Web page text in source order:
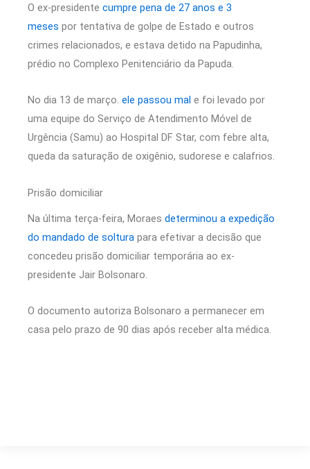
O ex-presidente cumpre pena de 27 anos e 3
meses por tentativa de golpe de Estado e outros
crimes relacionados, e estava detido na Papudinha,
prédio no Complexo Penitenciário da Papuda.
No dia 13 de março. ele passou mal e foi levado por
uma equipe do Serviço de Atendimento Móvel de
Urgência (Samu) ao Hospital DF Star, com febre alta,
queda da saturação de oxigênio, sudorese e calafrios.
Prisão domiciliar
Na última terça-feira, Moraes determinou a expedição
do mandado de soltura para efetivar a decisão que
concedeu prisão domiciliar temporária ao ex-
presidente Jair Bolsonaro.
O documento autoriza Bolsonaro a permanecer em
casa pelo prazo de 90 dias após receber alta médica.